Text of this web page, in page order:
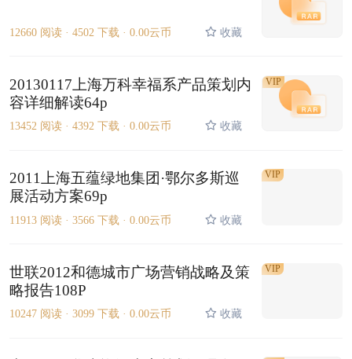
12660 阅读 · 4502 下载 · 0.00云币 收藏
20130117上海万科幸福系产品策划内
容详细解读64p
13452 阅读 · 4392 下载 · 0.00云币 收藏
VIP
2011上海五蕴绿地集团·鄂尔多斯巡
展活动方案69p
11913 阅读 · 3566 下载 · 0.00云币 收藏
VIP
世联2012和德城市广场营销战略及策
略报告108P
10247 阅读 · 3099 下载 · 0.00云币 收藏
VIP